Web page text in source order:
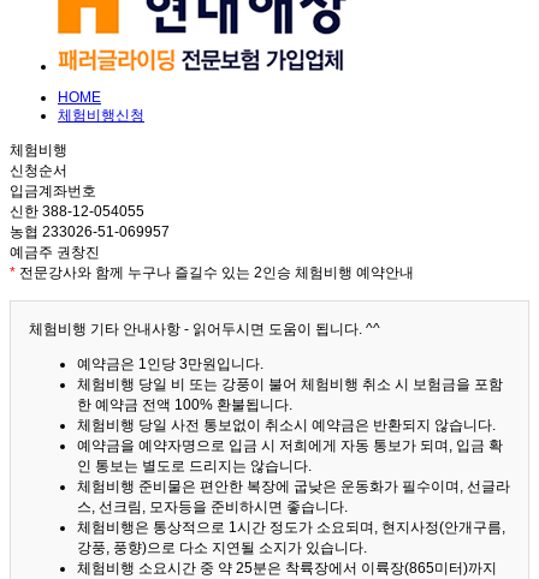
HOME
체험비행신청
체험비행
신청순서
입금계좌번호
신한 388-12-054055
농협 233026-51-069957
예금주 권창진
* 전문강사와 함께 누구나 즐길수 있는 2인승 체험비행 예약안내
체험비행 기타 안내사항 - 읽어두시면 도움이 됩니다. ^^
예약금은 1인당 3만원입니다.
체험비행 당일 비 또는 강풍이 불어 체험비행 취소 시 보험금을 포함
한 예약금 전액 100% 환불됩니다.
체험비행 당일 사전 통보없이 취소시 예약금은 반환되지 않습니다.
예약금을 예약자명으로 입금 시 저희에게 자동 통보가 되며, 입금 확
인 통보는 별도로 드리지는 않습니다.
체험비행 준비물은 편안한 복장에 굽낮은 운동화가 필수이며, 선글라
스, 선크림, 모자등을 준비하시면 좋습니다.
체험비행은 통상적으로 1시간 정도가 소요되며, 현지사정(안개구름,
강풍, 풍향)으로 다소 지연될 소지가 있습니다.
체험비행 소요시간 중 약 25분은 착륙장에서 이륙장(865미터)까지